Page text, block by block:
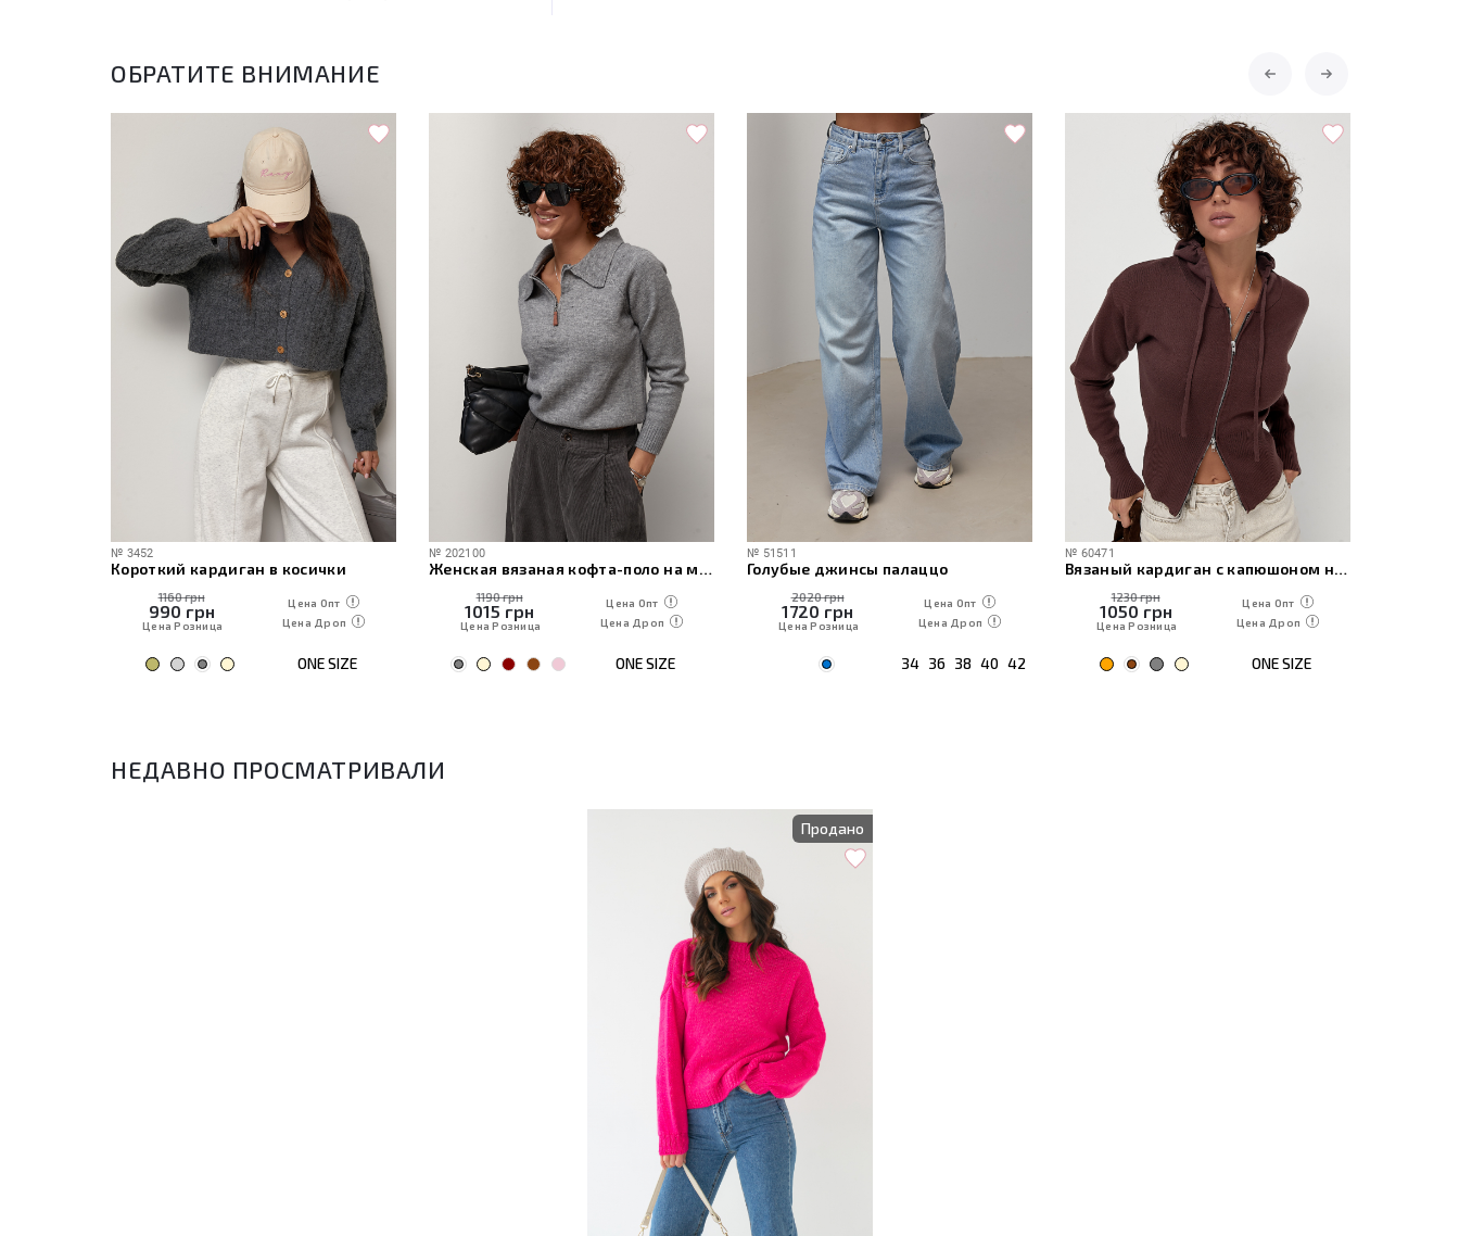
ОБРАТИТЕ ВНИМАНИЕ
№ 3452
Короткий кардиган в косички
1160 грн
990 грн
Цена Розница
Цена Опт
Цена Дроп
ONE SIZE
№ 202100
Женская вязаная кофта-поло на молнии
1190 грн
1015 грн
Цена Розница
Цена Опт
Цена Дроп
ONE SIZE
№ 51511
Голубые джинсы палаццо
2020 грн
1720 грн
Цена Розница
Цена Опт
Цена Дроп
34 36 38 40 42
№ 60471
Вязаный кардиган с капюшоном на молнии
1230 грн
1050 грн
Цена Розница
Цена Опт
Цена Дроп
ONE SIZE
НЕДАВНО ПРОСМАТРИВАЛИ
Продано